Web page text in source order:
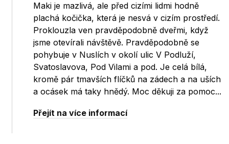
Maki je mazlivá, ale před cizími lidmi hodně
plachá kočička, která je nesvá v cizím prostředí.
Proklouzla ven pravděpodobně dveřmi, když
jsme otevírali návštěvě. Pravděpodobně se
pohybuje v Nuslích v okolí ulic V Podluží,
Svatoslavova, Pod Vilami a pod. Je celá bílá,
kromě pár tmavších flíčků na zádech a na uších
a ocásek má taky hnědý. Moc děkuji za pomoc...
Přejít na více informací